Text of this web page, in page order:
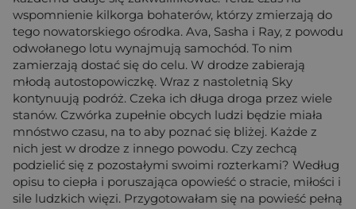
wspomnienie kilkorga bohaterów, którzy zmierzają do
tego nowatorskiego ośrodka. Ava, Sasha i Ray, z powodu
odwołanego lotu wynajmują samochód. To nim
zamierzają dostać się do celu. W drodze zabierają
młodą autostopowiczkę. Wraz z nastoletnią Sky
kontynuują podróż. Czeka ich długa droga przez wiele
stanów. Czwórka zupełnie obcych ludzi będzie miała
mnóstwo czasu, na to aby poznać się bliżej. Każde z
nich jest w drodze z innego powodu. Czy zechcą
podzielić się z pozostałymi swoimi rozterkami? Według
opisu to ciepła i poruszająca opowieść o stracie, miłości i
sile ludzkich więzi. Przygotowałam się na powieść pełną